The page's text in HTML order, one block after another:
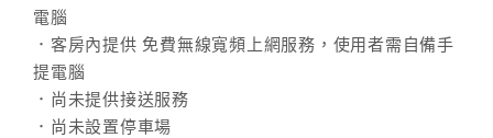
查
電腦
．客房內提供 免費無線寬頻上網服務，使用者需自備手
提電腦
．尚未提供接送服務
．尚未設置停車場